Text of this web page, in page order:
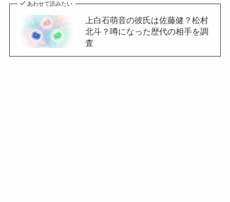
あわせて読みたい
上白石萌音の彼氏は佐藤健？松村
北斗？噂になった歴代の相手を調
査